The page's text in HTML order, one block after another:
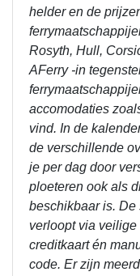
helder en de
Rosyth, Hull,
AFerry -in
accomodaties
vind. In de
de verschillende
je per dag door
ploeteren ook als
beschikbaar is.
verloopt via
creditkaart én
code. Er zijn